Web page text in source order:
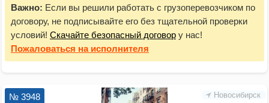
Важно: Если вы решили работать с грузоперевозчиком по
договору, не подписывайте его без тщательной проверки
условий! Скачайте безопасный договор у нас!
Пожаловаться на исполнителя
Новосибирск
№ 3948